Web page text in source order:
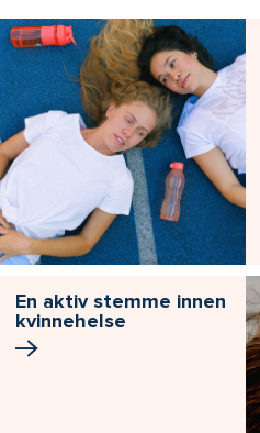
En aktiv stemme innen
kvinnehelse